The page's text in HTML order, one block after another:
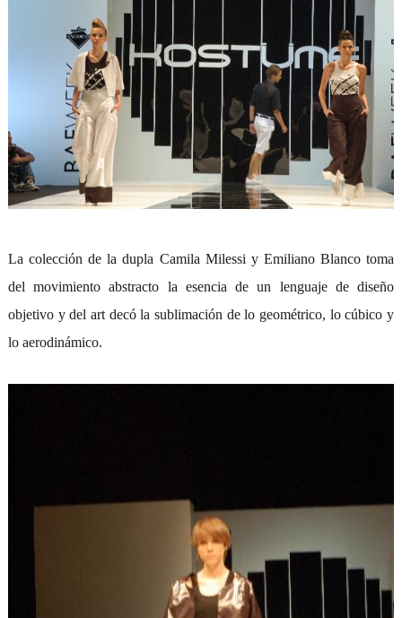
La colección de la dupla Camila Milessi y Emiliano Blanco toma
del movimiento abstracto la esencia de un lenguaje de diseño
objetivo y del art decó la sublimación de lo geométrico, lo cúbico y
lo aerodinámico.